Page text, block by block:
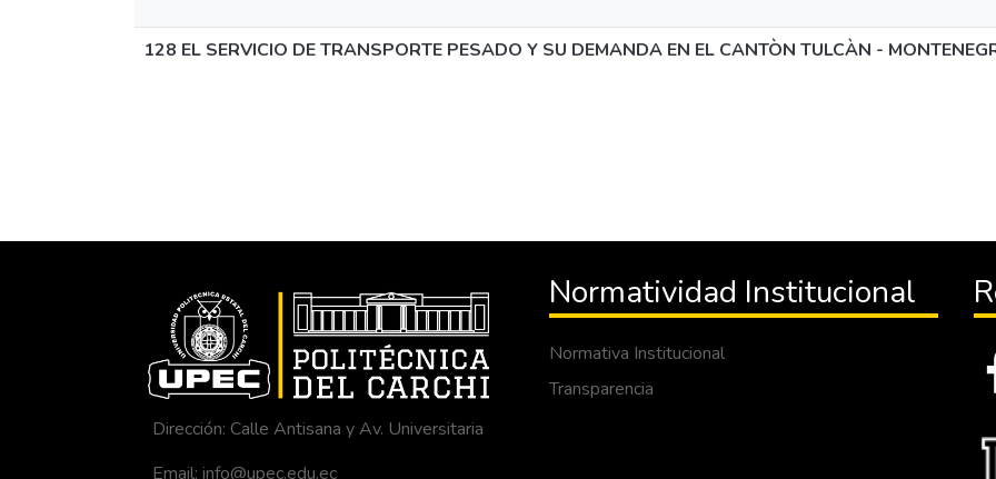
128 EL SERVICIO DE TRANSPORTE PESADO Y SU DEMANDA EN EL CANTÒN TULCÀN -
Dirección: Calle Antisana y Av. Universitaria
Email: info@upec.edu.ec
Normatividad Institucional
Normativa Institucional
Transparencia